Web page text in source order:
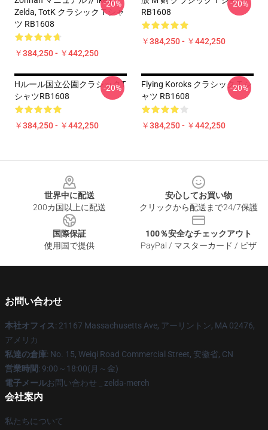
Zelda, TotK クラシック T シャ
ツ RB1608
￥384,250 - ￥442,250
-20%
RB1608
￥384,250 - ￥442,250
-20%
Hルール国立公園クラシックT
シャツRB1608
￥384,250 - ￥442,250
-20%
Flying Koroks クラシック T シ
ャツ RB1608
￥384,250 - ￥442,250
-20%
世界中に配送
200カ国以上に配送
安心してお買い物
クリックから配送まで24/7保護
国際保証
使用国で提供
100％安全なチェックアウト
PayPal / マスターカード / ビザ
お問い合わせ
本社オフィス: 21167 Massachusetts Ave, アーリントン, MA 02476,
アメリカ
私達の倉庫: No. 15, Weiqi Road Commercial Street, 安徽省, CN
営業時間: 9:00～18:00(月～金)
電子メールお問い合わせ _ zelda-merch
会社案内
私たちについて